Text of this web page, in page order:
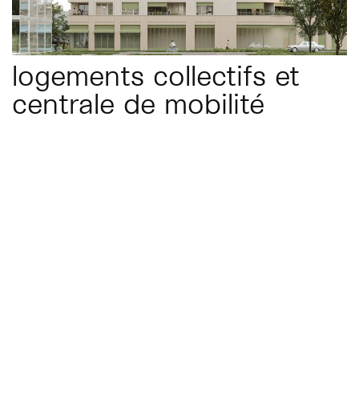
logements collectifs et
centrale de mobilité